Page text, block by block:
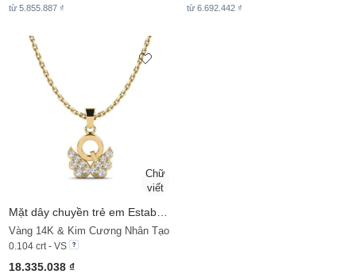
từ 5.855.887 ₫ từ 6.692.442 ₫
Vàng 14K & Kim Cương Nhân Tạo
0.104 crt - VS
18.335.038 ₫